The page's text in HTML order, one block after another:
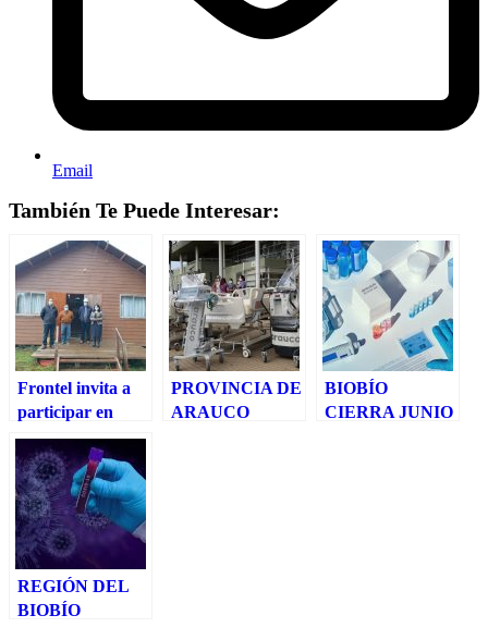
Email
También Te Puede Interesar:
Frontel invita a
participar en
programa de
conexiones a
sedes sociales
PROVINCIA DE
ARAUCO
BIOBÍO
CIERRA JUNIO
REGIÓN DEL
BIOBÍO